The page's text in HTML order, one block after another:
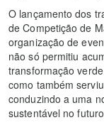
O lançamento dos
de Competição de
organização de
não só permitiu
transformação
como também
conduzindo a uma
sustentável no